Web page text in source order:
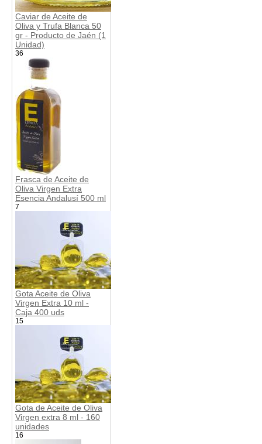
Caviar de Aceite de
Oliva y Trufa Blanca 50
gr - Producto de Jaén (1
Unidad)
36
Frasca de Aceite de
Oliva Virgen Extra
Esencia Andalusí 500 ml
7
Gota Aceite de Oliva
Virgen Extra 10 ml -
Caja 400 uds
15
Gota de Aceite de Oliva
Virgen extra 8 ml - 160
unidades
16